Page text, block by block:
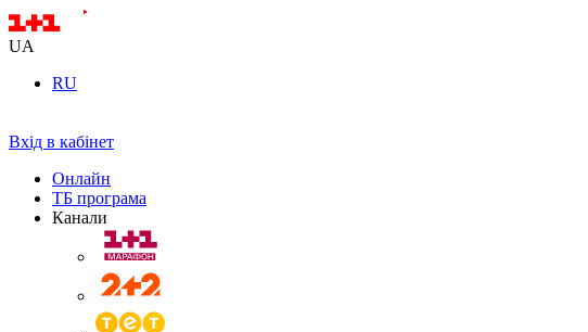
UA
RU
Вхід в кабінет
Онлайн
ТБ програма
Канали